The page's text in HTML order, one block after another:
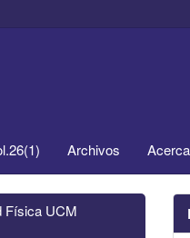
Archivos
Física UCM